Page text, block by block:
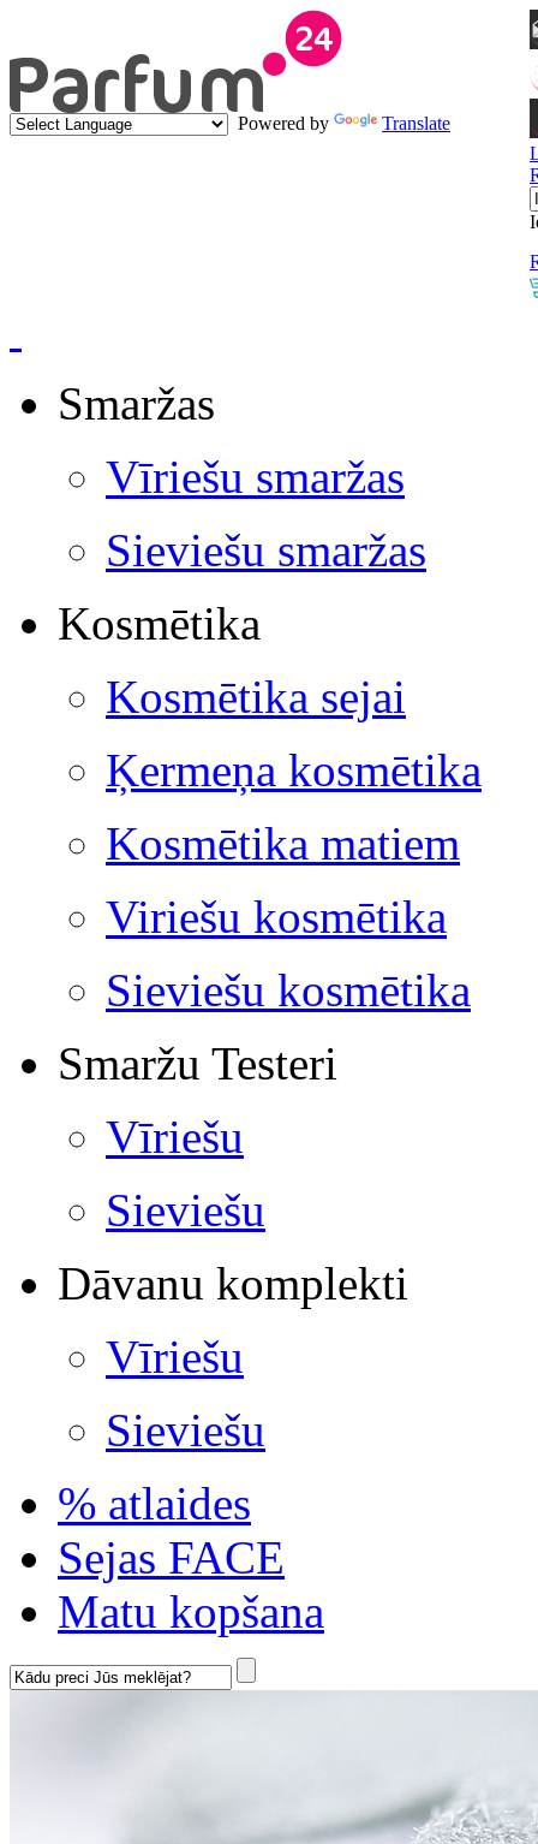
Powered by
Translate
Smaržas
Vīriešu smaržas
Sieviešu smaržas
Kosmētika
Kosmētika sejai
Ķermeņa kosmētika
Kosmētika matiem
Viriešu kosmētika
Sieviešu kosmētika
Smaržu Testeri
Vīriešu
Sieviešu
Dāvanu komplekti
Vīriešu
Sieviešu
% atlaides
Sejas FACE
Matu kopšana